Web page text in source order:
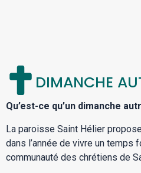
DIMANCHE
Qu’est-ce qu’un dimanche
La paroisse Saint Hélier
dans l’année de vivre un temps
communauté des chrétiens de